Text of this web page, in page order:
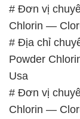
# Đơn vị
Chlorin —
# Địa chỉ
Powder
Usa
# Đơn vị
Chlorin —